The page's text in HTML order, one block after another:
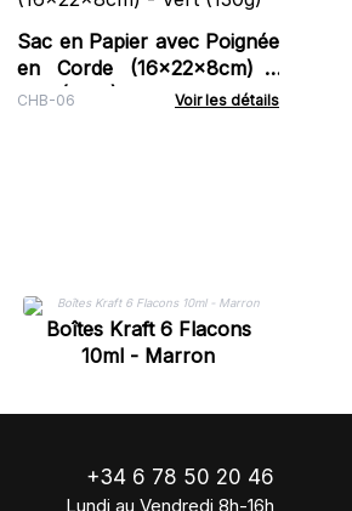
Sac en Papier avec Poignée
en Corde (16x22x8cm) -
Vert (130g)
CHB-06 Voir les détails
Boîtes Kraft 6 Flacons
10ml - Marron
+34 6 78 50 20 46
Lundi au Vendredi 8h-16h